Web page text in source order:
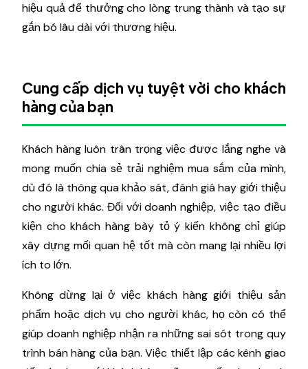
hiệu quả để thưởng cho lòng trung thành và tạo sự
gắn bó lâu dài với thương hiệu.
Cung cấp dịch vụ tuyệt vời cho khách
hàng của bạn
Khách hàng luôn trân trọng việc được lắng nghe và
mong muốn chia sẻ trải nghiệm mua sắm của mình,
dù đó là thông qua khảo sát, đánh giá hay giới thiệu
cho người khác. Đối với doanh nghiệp, việc tạo điều
kiện cho khách hàng bày tỏ ý kiến không chỉ giúp
xây dựng mối quan hệ tốt mà còn mang lại nhiều lợi
ích to lớn.
Không dừng lại ở việc khách hàng giới thiệu sản
phẩm hoặc dịch vụ cho người khác, họ còn có thể
giúp doanh nghiệp nhận ra những sai sót trong quy
trình bán hàng của bạn. Việc thiết lập các kênh giao